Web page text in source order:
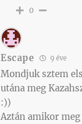
0
Escape 9 éve
Mondjuk sztem
utána meg
:))
Aztán amikor